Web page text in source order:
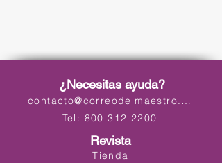
¿Necesitas ayuda?
contacto@correodelmaestro.com
Tel: 800 312 2200
Revista
Tienda